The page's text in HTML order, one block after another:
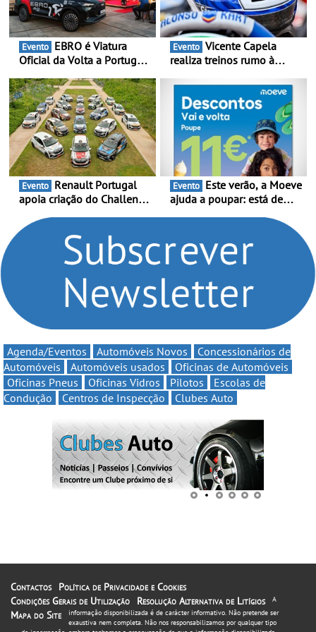
Evento
Oficial da Volta a Portugal
presença nacional ao lado
da mítica prova de ciclismo
e leva a sua gama SUV
multi-energia às estradas
de Portugal
Evento
realiza treinos rumo à
Portugal Karting e mira boa
estreia - O Campeonato
Portugal Karting 2026
decorre entre 1 de Março e
6 de Setembro
Evento
apoia criação do Challenge
compromisso com o
automobilismo nacional
continua em 2026
Evento
ajuda a poupar: está de
Volta” com descontos de
Agenda/Eventos Automóveis Novos
Concessionários de
Automóveis
Automóveis usados
Oficinas de Automóveis
Oficinas Pneus
Oficinas Vidros Pilotos
Escolas de
Condução
Centros de Inspecção Clubes Auto
Contactos
Política de Privacidade e Cookies
Condições Gerais de Utilização
Resolução Alternativa de Litígios
Mapa do Site
A
informação disponibilizada é de carácter informativo. Não pretende ser
exaustiva nem completa. Não nos responsabilizamos por qualquer tipo